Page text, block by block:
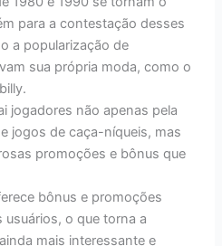
para a contestação desses
a popularização de
sua própria moda, como o
jogadores não apenas pela
jogos de caça-níqueis, mas
promoções e bônus que
bônus e promoções
usuários, o que torna a
mais interessante e